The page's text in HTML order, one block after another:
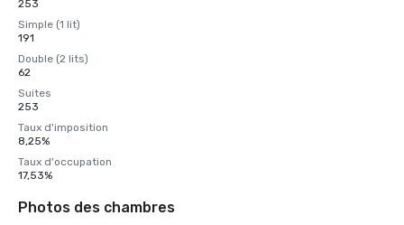
253
Simple (1 lit)
191
Double (2 lits)
62
Suites
253
Taux d'imposition
8,25%
Taux d'occupation
17,53%
Photos des chambres